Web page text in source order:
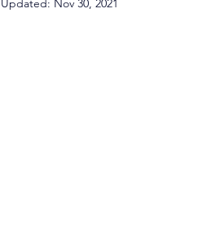
Updated: Nov 30, 2021